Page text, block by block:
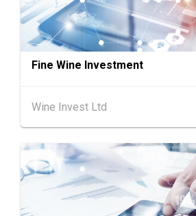
动触达全球
1-5
香港
01.09.2026 -
SEP
香港贸发局香港钟表展 2026
SEP
香港
02.09.2026 -
香港国际时尚汇展 2026 (香
09.09.2026 -
Fine Wine Investment
Wine Invest Ltd